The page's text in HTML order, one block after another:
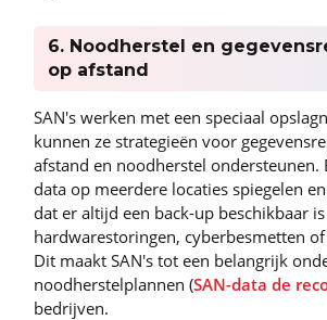
6. Noodherstel en
op afstand
SAN's werken met een speciaal
kunnen ze strategieën voor
afstand en noodherstel ondersteunen.
data op meerdere locaties spiegelen
dat er altijd een back-up beschikbaar
hardwarestoringen, cyberbesmetten
Dit maakt SAN's tot een belangrijk
noodherstelplannen (SAN-data de
bedrijven.